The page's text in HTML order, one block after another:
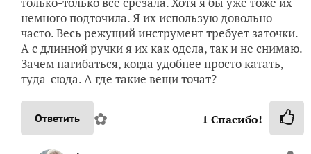
немного подточила. Я их использую довольно
часто. Весь режущий инструмент требует заточки.
А с длинной ручки я их как одела, так и не снимаю.
Зачем нагибаться, когда удобнее просто катать,
туда-сюда. А где такие вещи точат?
Ответить ✿ 1 Спасибо!